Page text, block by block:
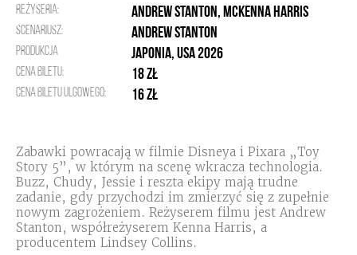
Reżyseria: Andrew Stanton, McKenna Harris
Scenariusz: Andrew Stanton
Produkcja Japonia, USA 2026
Cena biletu: 18 zł
Cena biletu ulgowego: 16 zł
Zabawki powracają w filmie Disneya i Pixara „Toy
Story 5”, w którym na scenę wkracza technologia.
Buzz, Chudy, Jessie i reszta ekipy mają trudne
zadanie, gdy przychodzi im zmierzyć się z zupełnie
nowym zagrożeniem. Reżyserem filmu jest Andrew
Stanton, współreżyserem Kenna Harris, a
producentem Lindsey Collins.